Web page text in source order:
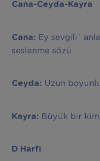
Cana-Ceyda-Kayra
Cana: Ey sevgili`
seslenme sözü.
Ceyda: Uzun
Kayra: Büyük bir
D Harfi